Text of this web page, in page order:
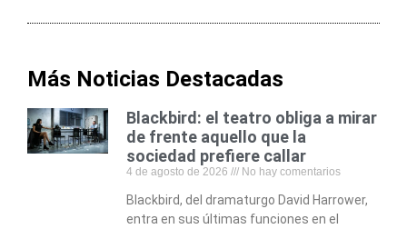
Más Noticias Destacadas
Blackbird: el teatro obliga a mirar
de frente aquello que la
sociedad prefiere callar
4 de agosto de 2026 No hay comentarios
Blackbird, del dramaturgo David Harrower,
entra en sus últimas funciones en el